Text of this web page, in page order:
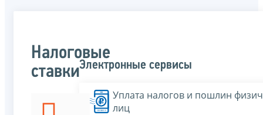
Налоговые
ставкиЭлектронные сервисы
Уплата налогов и пошлин
лиц